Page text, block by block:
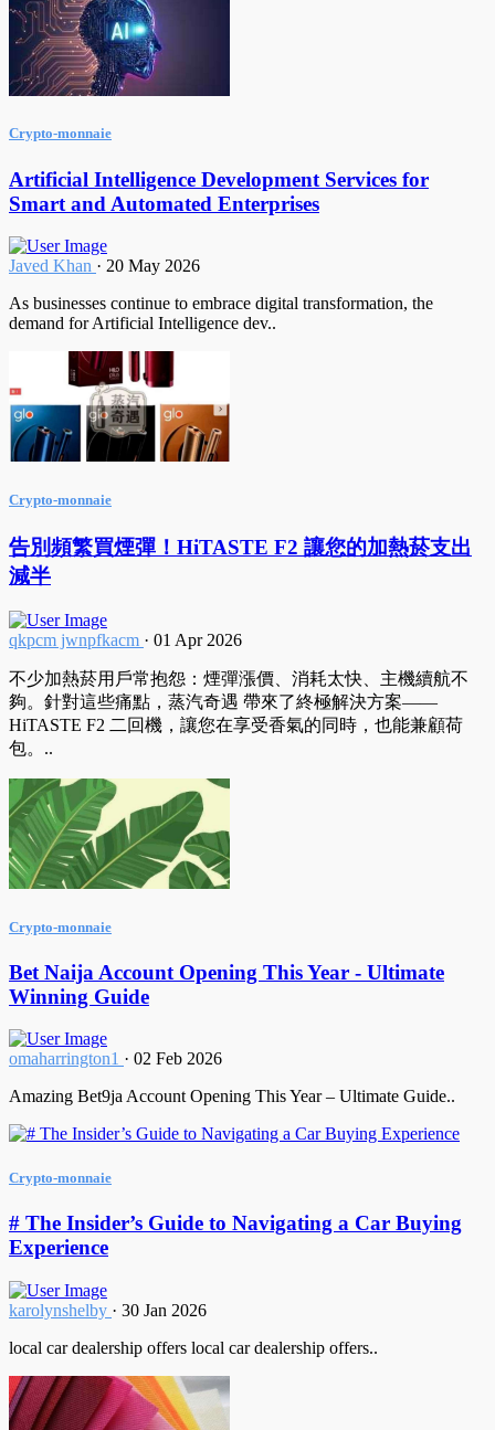
Crypto-monnaie
Artificial Intelligence Development Services for
Smart and Automated Enterprises
Javed Khan · 20 May 2026
As businesses continue to embrace digital transformation, the
demand for Artificial Intelligence dev..
Crypto-monnaie
告別頻繁買煙彈！HiTASTE F2 讓您的加熱菸支出
減半
qkpcm jwnpfkacm · 01 Apr 2026
不少加熱菸用戶常抱怨：煙彈漲價、消耗太快、主機續航不
夠。針對這些痛點，蒸汽奇遇 帶來了終極解決方案——
HiTASTE F2 二回機，讓您在享受香氣的同時，也能兼顧荷
包。..
Crypto-monnaie
Bet Naija Account Opening This Year - Ultimate
Winning Guide
omaharrington1 · 02 Feb 2026
Amazing Bet9ja Account Opening This Year – Ultimate Guide..
Crypto-monnaie
# The Insider’s Guide to Navigating a Car Buying
Experience
karolynshelby · 30 Jan 2026
local car dealership offers local car dealership offers..